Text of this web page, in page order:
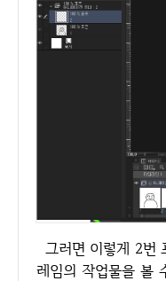
그러면 이렇게 2번 프레임을 선택한 상태에서 1번 프
레임의 작업물을 볼